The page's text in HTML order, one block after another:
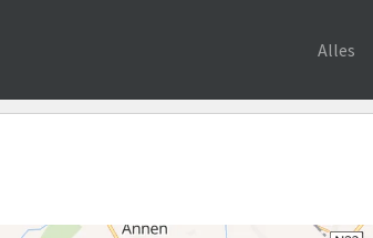
Alles